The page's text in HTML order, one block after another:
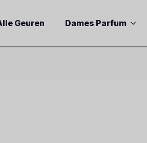
Geuren Dames Parfum